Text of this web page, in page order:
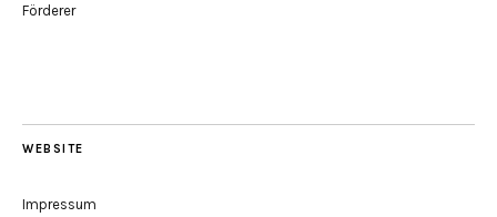
Förderer
WEBSITE
Impressum